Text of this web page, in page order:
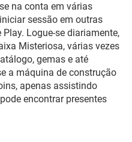
na conta em várias
sessão em outras
Logue-se diariamente,
Misteriosa, várias vezes
gemas e até
a máquina de construção
apenas assistindo
encontrar presentes